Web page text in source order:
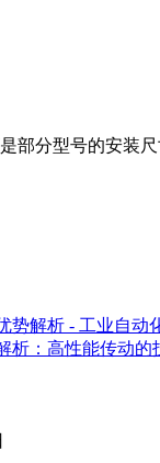
部分型号的安装尺
势解析 - 工业自动
析：高性能传动的